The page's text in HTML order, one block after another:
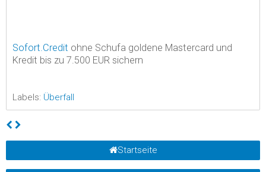
Sofort.Credit ohne Schufa goldene Mastercard und
Kredit bis zu 7.500 EUR sichern
Labels: Überfall
Startseite